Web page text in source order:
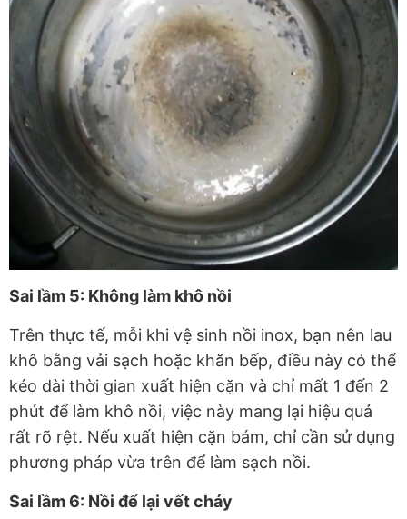
Sai lầm 5: Không làm khô nồi
Trên thực tế, mỗi khi vệ sinh nồi inox, bạn nên lau
khô bằng vải sạch hoặc khăn bếp, điều này có thể
kéo dài thời gian xuất hiện cặn và chỉ mất 1 đến 2
phút để làm khô nồi, việc này mang lại hiệu quả
rất rõ rệt. Nếu xuất hiện cặn bám, chỉ cần sử dụng
phương pháp vừa trên để làm sạch nồi.
Sai lầm 6: Nồi để lại vết cháy